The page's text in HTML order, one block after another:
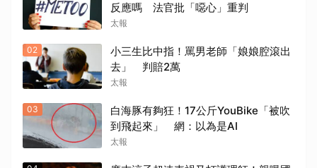
反應嗎 法官批「噁心」重判
太報
02
小三生比中指！罵男老師「娘娘腔滾出
去」 判賠2萬
太報
03
白海豚有夠狂！17公斤YouBike「被吹
到飛起來」 網：以為是AI
太報